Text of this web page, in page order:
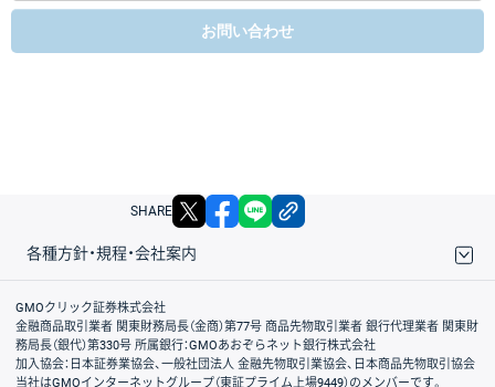
お問い合わせ
SHARE X facebook
各種方針・規程・会社案内
取引規程・約款
サイトマップ
その他のご案内
個人情報保護方針
最良執行方針
サイトのご利用について
ディスクレイマー
信託保全
リスク説明
会社案内
GMOクリック証券株式会社
金融商品取引業者 関東財務局長（金商）第77号 商品先物取引業者 銀行代理業者 関東財
務局長（銀代）第330号 所属銀行：GMOあおぞらネット銀行株式会社
加入協会：日本証券業協会、一般社団法人 金融先物取引業協会、日本商品先物取引協会
当社はGMOインターネットグループ（東証プライム上場9449）のメンバーです。